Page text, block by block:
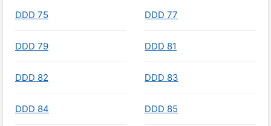
DDD 75 DDD 77
DDD 79 DDD 81
DDD 82 DDD 83
DDD 84 DDD 85